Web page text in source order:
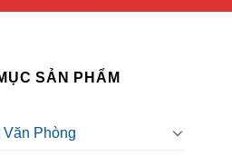
SẢN PHẨM
Văn Phòng